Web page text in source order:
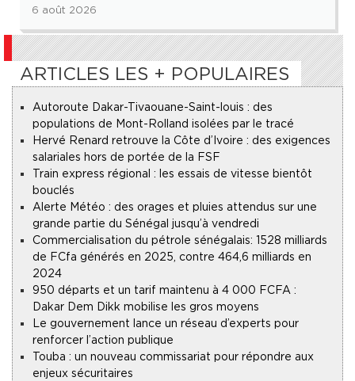
6 août 2026
ARTICLES LES + POPULAIRES
Autoroute Dakar-Tivaouane-Saint-louis : des
populations de Mont-Rolland isolées par le tracé
Hervé Renard retrouve la Côte d’Ivoire : des exigences
salariales hors de portée de la FSF
Train express régional : les essais de vitesse bientôt
bouclés
Alerte Météo : des orages et pluies attendus sur une
grande partie du Sénégal jusqu’à vendredi
Commercialisation du pétrole sénégalais : 1528 milliards
de FCfa générés en 2025, contre 464,6 milliards en
2024
950 départs et un tarif maintenu à 4 000 FCFA :
Dakar Dem Dikk mobilise les gros moyens
Le gouvernement lance un réseau d’experts pour
renforcer l’action publique
Touba : un nouveau commissariat pour répondre aux
enjeux sécuritaires